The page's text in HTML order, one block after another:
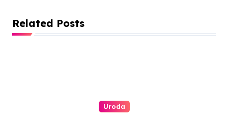
a
Related Posts
Uroda